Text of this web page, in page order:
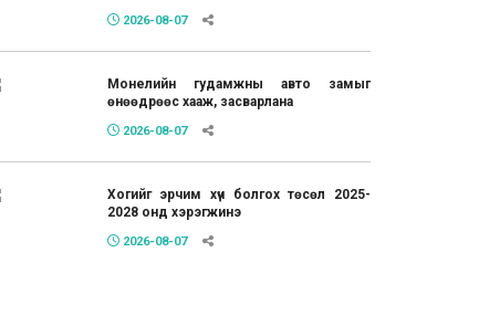
2026-08-07
Монелийн гудамжны авто замыг
өнөөдрөөс хааж, засварлана
2026-08-07
Хогийг эрчим хүч болгох төсөл 2025-
2028 онд хэрэгжинэ
2026-08-07